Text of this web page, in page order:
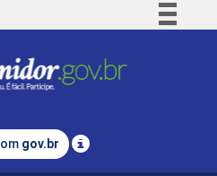
Comunica BR
Legislação
gov.br